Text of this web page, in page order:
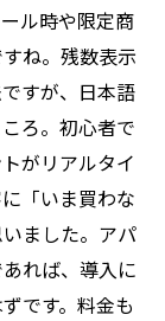
ル時や限定商
ね。残数表示
すが、日本語
ろ。初心者で
がリアルタイ
「いま買わな
ました。アパ
れば、導入に
です。料金も